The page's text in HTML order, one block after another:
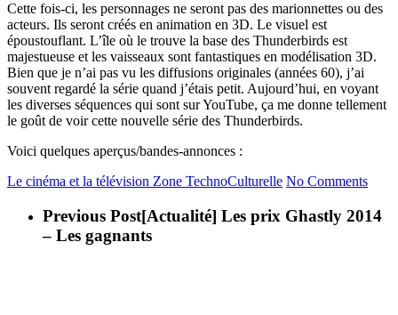
Cette fois-ci, les personnages ne seront pas des marionnettes ou des
acteurs. Ils seront créés en animation en 3D. Le visuel est
époustouflant. L’île où le trouve la base des Thunderbirds est
majestueuse et les vaisseaux sont fantastiques en modélisation 3D.
Bien que je n’ai pas vu les diffusions originales (années 60), j’ai
souvent regardé la série quand j’étais petit. Aujourd’hui, en voyant
les diverses séquences qui sont sur YouTube, ça me donne tellement
le goût de voir cette nouvelle série des Thunderbirds.
Voici quelques aperçus/bandes-annonces :
Le cinéma et la télévision Zone TechnoCulturelle No Comments
Previous Post[Actualité] Les prix Ghastly 2014
– Les gagnants